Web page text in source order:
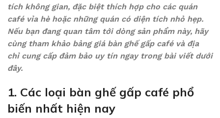
tích không gian, đặc biệt thích hợp cho các quán
café vỉa hè hoặc những quán có diện tích nhỏ hẹp.
Nếu bạn đang quan tâm tới dòng sản phẩm này, hãy
cùng tham khảo bảng giá bàn ghế gấp café và địa
chỉ cung cấp đảm bảo uy tín ngay trong bài viết dưới
đây.
1. Các loại bàn ghế gấp café phổ
biến nhất hiện nay